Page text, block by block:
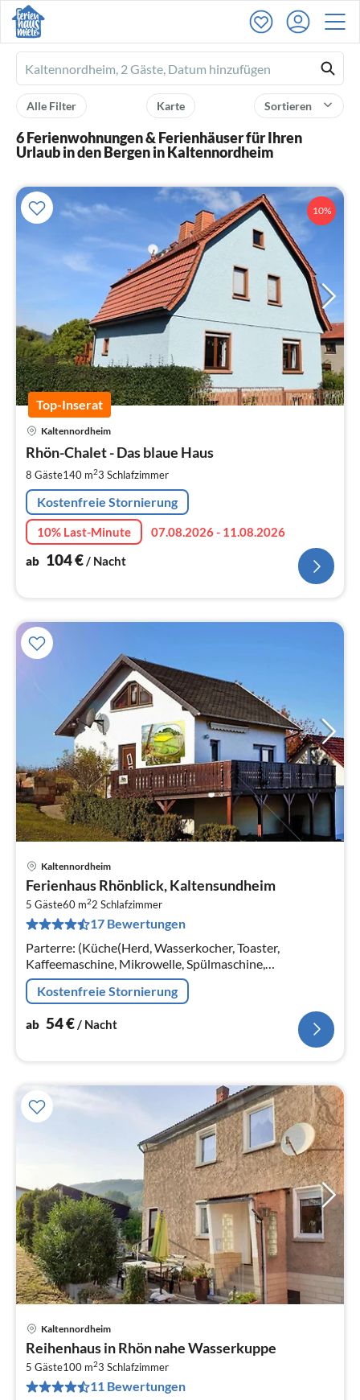
Ferienhausmiete
logo
Sortieren
Karte
Alle Filter
6 Ferienwohnungen & Ferienhäuser für Ihren
Urlaub in den Bergen in Kaltennordheim
10%
Top-Inserat
Kaltennordheim
Rhön-Chalet - Das blaue Haus
8 Gäste140 m23 Schlafzimmer
Kostenfreie Stornierung
10% Last-Minute
07.08.2026 - 11.08.2026
ab 104€/ Nacht
Kaltennordheim
Ferienhaus Rhönblick, Kaltensundheim
5 Gäste60 m22 Schlafzimmer
17 Bewertungen
Parterre: (Küche(Herd, Wasserkocher, Toaster,
Kaffeemaschine, Mikrowelle, Spülmaschine,
Kühl-/Gefrierkombination),
Wohn-/Schlafzimmer(Schlafcouch 1 Pers., TV(Satellit),
Kostenfreie Stornierung
ab 54€/ Nacht
Kaltennordheim
Reihenhaus in Rhön nahe Wasserkuppe
5 Gäste100 m23 Schlafzimmer
11 Bewertungen